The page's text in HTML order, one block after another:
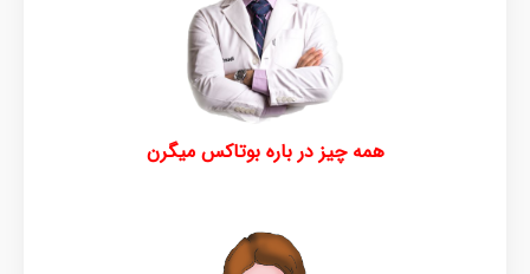
همه چیز در باره بوتاکس میگرن